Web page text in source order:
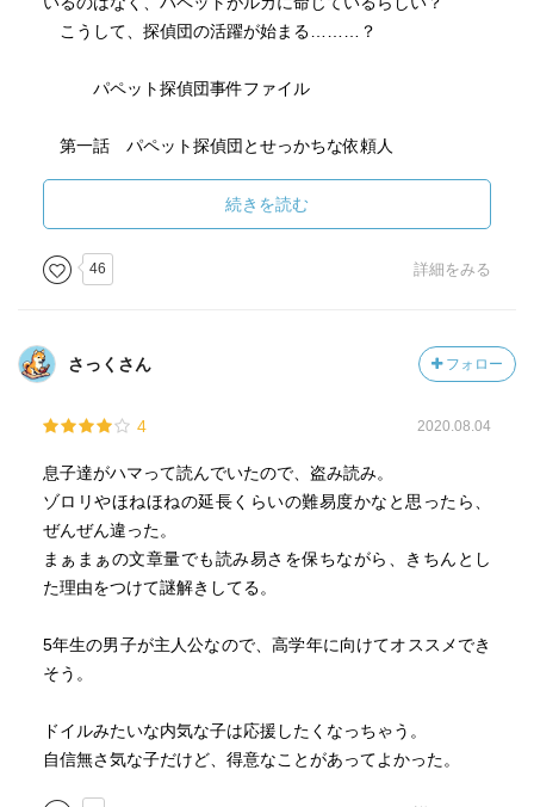
こうして、探偵団の活躍が始まる………？
パペット探偵団事件ファイル
第一話 パペット探偵団とせっかちな依頼人
第三話 パペット探偵団となぞのシール
キャラクターの動きが面白く、子供たちの興味を惹き付
けるお話になっているのが良いですね。
お腹を抱えて笑いながら読めるのが楽しいです。
コミックの物語版ですね(=ﾟωﾟ=)
続きを読む
46 詳細をみる
さっくさん フォロー
4 2020.08.04
息子達がハマって読んでいたので、盗み読み。
ゾロリやほねほねの延長くらいの難易度かなと思ったら、
ぜんぜん違った。
まぁまぁの文章量でも読み易さを保ちながら、きちんとし
た理由をつけて謎解きしてる。
5年生の男子が主人公なので、高学年に向けてオススメでき
そう。
ドイルみたいな内気な子は応援したくなっちゃう。
自信無さ気な子だけど、得意なことがあってよかった。